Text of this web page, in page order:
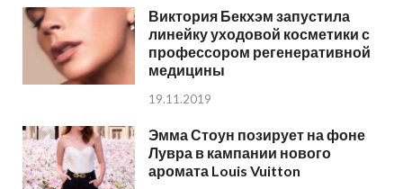
Виктория Бекхэм запустила
линейку уходовой косметики с
профессором регенеративной
медицины
19.11.2019
Эмма Стоун позирует на фоне
Лувра в кампании нового
аромата Louis Vuitton